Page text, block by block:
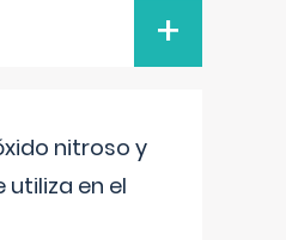
+
nitroso y
utiliza en el